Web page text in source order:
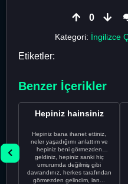
0
Kategori: İngilizce
Etiketler:
Benzer İçerikler
Hepiniz hainsiniz
Hepiniz bana ihanet ettiniz,
neler yaşadığımı anlattım ve
hepiniz beni görmezden
geldiniz, hepiniz sanki hiç
umurumda değilmiş gibi
davrandınız, herkes tarafından
görmezden gelindim, lan...